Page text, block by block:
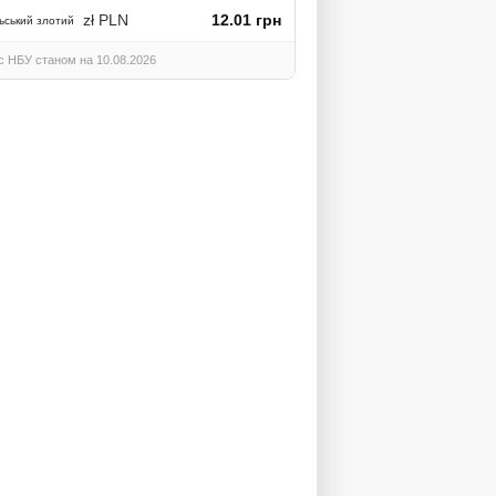
злотий zł PLN 12.01 грн
НБУ станом на 10.08.2026